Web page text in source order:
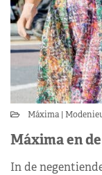
Máxima
Máxima en
In de